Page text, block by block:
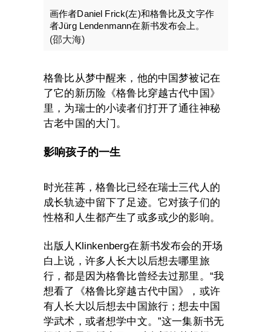
画作者Daniel Frick(左)和格鲁比及文字作
者Jürg Lendenmann在新书发布会上。
(邵大海)
格鲁比从梦中醒来，他的中国梦被记在
了它的新历险《格鲁比穿越古代中国》
里，为瑞士的小读者们打开了通往神秘
古老中国的大门。
影响孩子的一生
时光荏苒，格鲁比已经在瑞士三代人的
成长轨迹中留下了足迹。它对孩子们的
性格和人生都产生了或多或少的影响。
出版人Klinkenberg在新书发布会的开场
白上说，许多人长大以后想去哪里旅
行，都是因为格鲁比曾经去过那里。“我
想看了《格鲁比穿越古代中国》，或许
有人长大以后想去中国旅行；想去中国
学武术，或者想学中文。”这一集新书无